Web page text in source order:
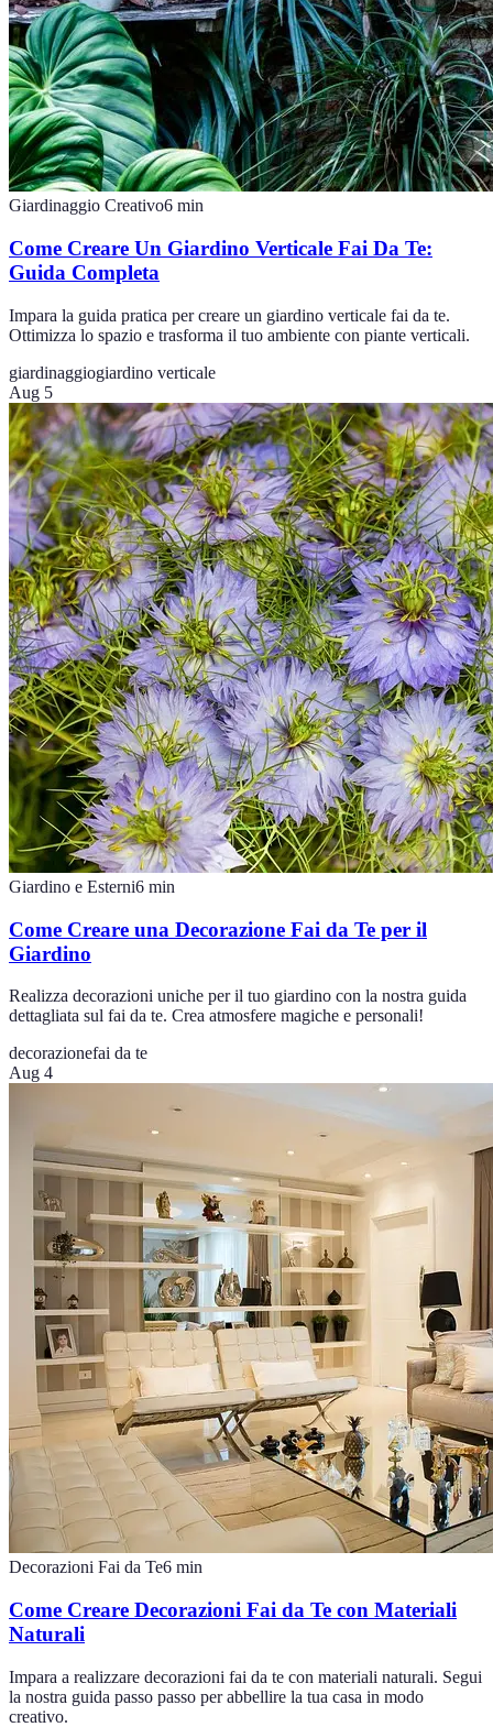
Giardinaggio Creativo6 min
Come Creare Un Giardino Verticale Fai Da Te:
Guida Completa
Impara la guida pratica per creare un giardino verticale fai da te.
Ottimizza lo spazio e trasforma il tuo ambiente con piante verticali.
giardinaggiogiardino verticale
Aug 5
Giardino e Esterni6 min
Come Creare una Decorazione Fai da Te per il
Giardino
Realizza decorazioni uniche per il tuo giardino con la nostra guida
dettagliata sul fai da te. Crea atmosfere magiche e personali!
decorazionefai da te
Aug 4
Decorazioni Fai da Te6 min
Come Creare Decorazioni Fai da Te con Materiali
Naturali
Impara a realizzare decorazioni fai da te con materiali naturali. Segui
la nostra guida passo passo per abbellire la tua casa in modo
creativo.